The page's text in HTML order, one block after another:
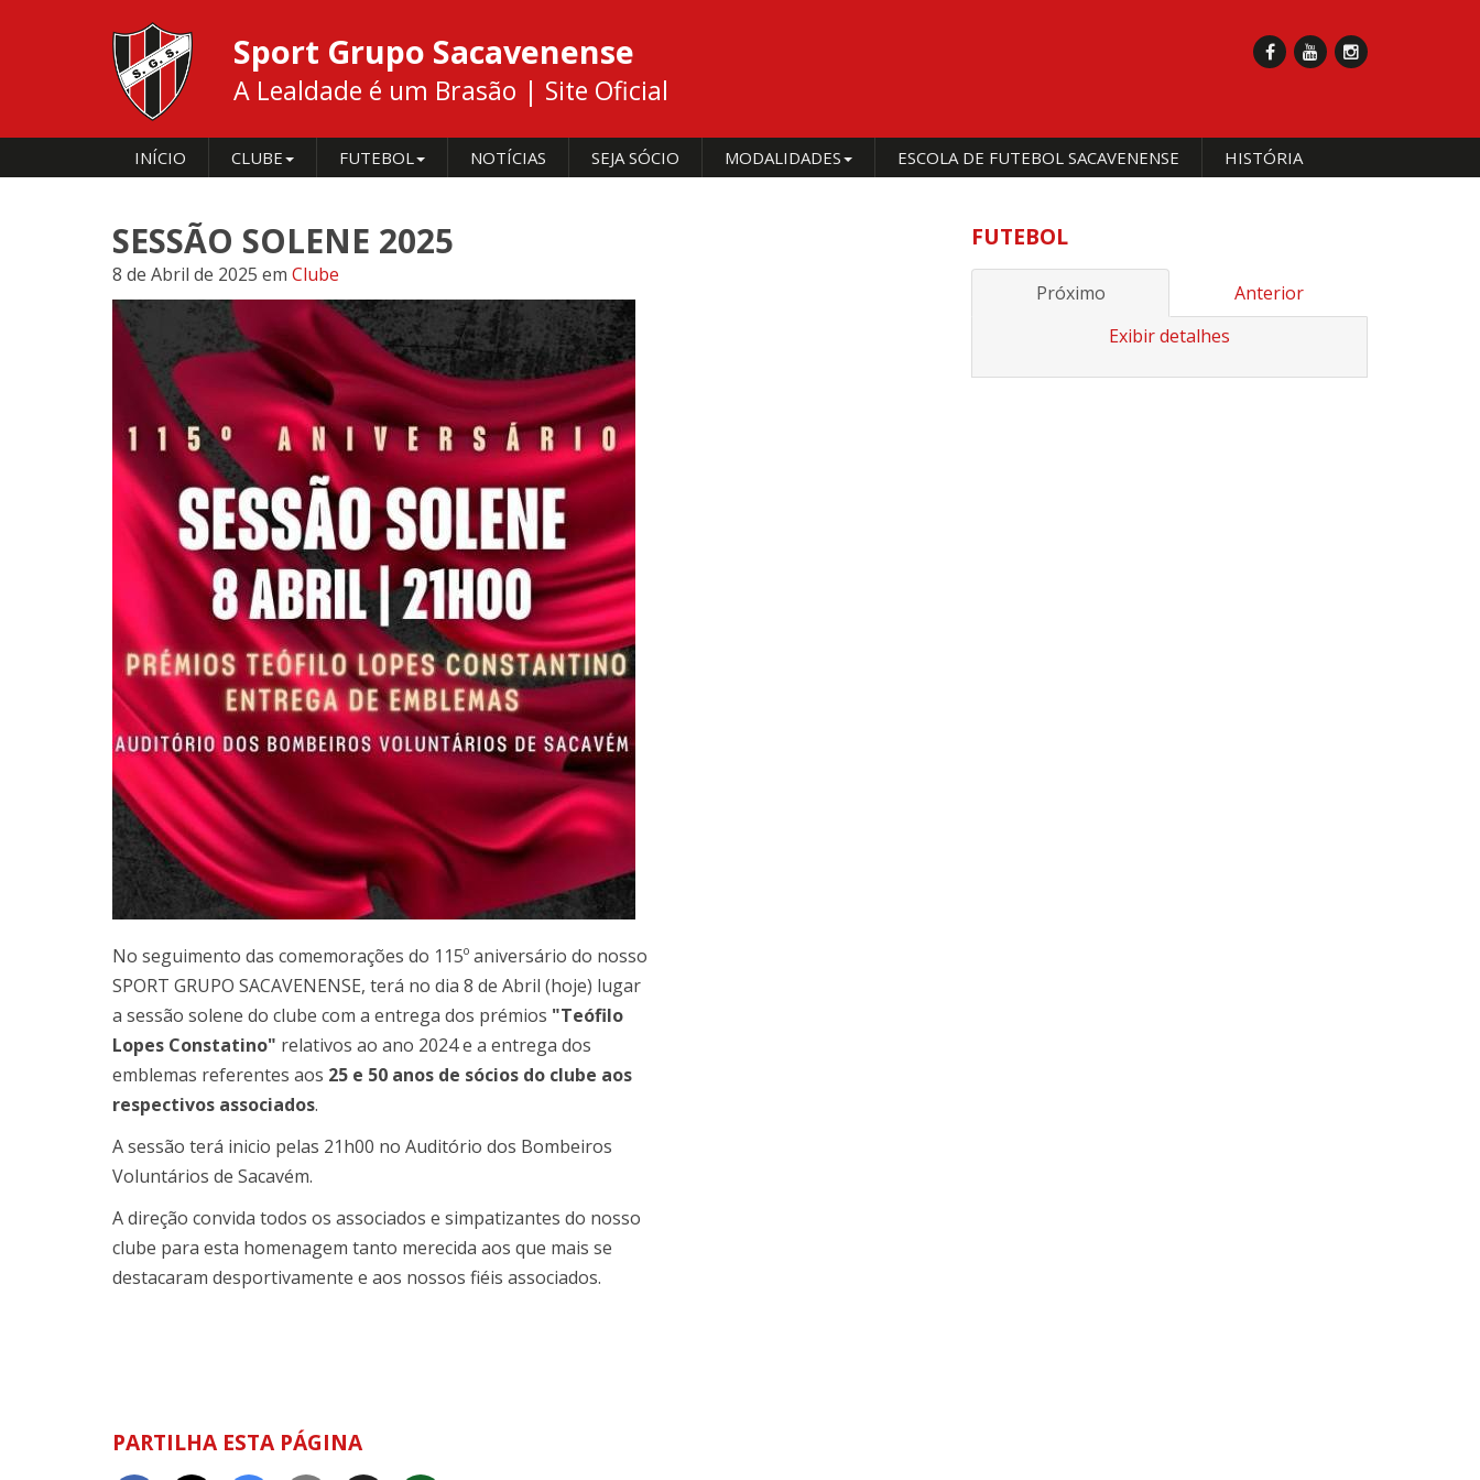
Sport Grupo Sacavenense
A Lealdade é um Brasão | Site Oficial
INÍCIO CLUBE FUTEBOL NOTÍCIAS SEJA SÓCIO MODALIDADES ESCOLA DE FUTEBOL SACAVENENSE HISTÓRIA
SESSÃO SOLENE 2025
8 de Abril de 2025 em Clube
No seguimento das comemorações do 115º aniversário do nosso
SPORT GRUPO SACAVENENSE, terá no dia 8 de Abril (hoje) lugar
a sessão solene do clube com a entrega dos prémios "Teófilo
Lopes Constatino" relativos ao ano 2024 e a entrega dos
emblemas referentes aos 25 e 50 anos de sócios do clube aos
respectivos associados.
A sessão terá inicio pelas 21h00 no Auditório dos Bombeiros
Voluntários de Sacavém.
A direção convida todos os associados e simpatizantes do nosso
clube para esta homenagem tanto merecida aos que mais se
destacaram desportivamente e aos nossos fiéis associados.
PARTILHA ESTA PÁGINA
FUTEBOL
Próximo
Anterior
Exibir detalhes